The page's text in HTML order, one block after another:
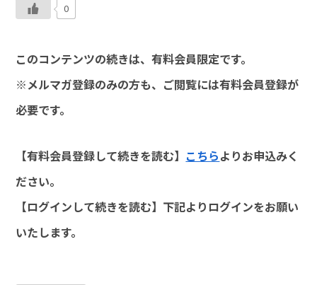
0
このコンテンツの続きは、有料会員限定です。
※メルマガ登録のみの方も、ご閲覧には有料会員登録が
必要です。
【有料会員登録して続きを読む】 こちらよりお申込みく
ださい。
【ログインして続きを読む】下記よりログインをお願い
いたします。